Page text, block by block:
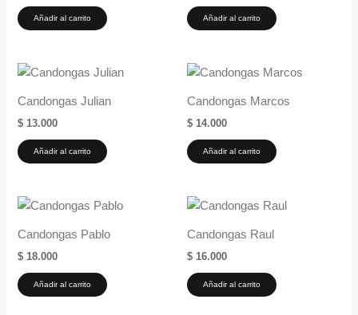
Añadir al carrito Añadir al carrito
Candongas Julian
$ 13.000
Añadir al carrito
Candongas Marcos
$ 14.000
Añadir al carrito
Candongas Pablo
$ 18.000
Añadir al carrito
Candongas Raul
$ 16.000
Añadir al carrito